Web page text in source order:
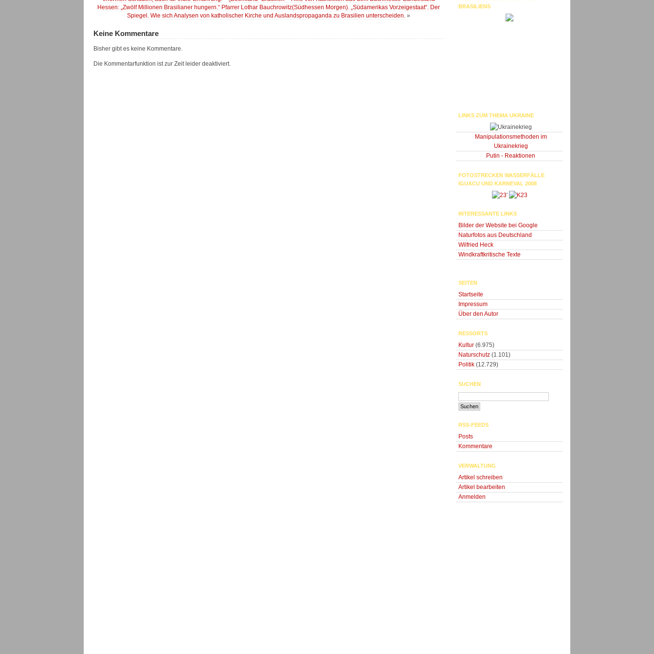
Hessen: „Zwölf Millionen Brasilianer hungern.“ Pfarrer Lothar Bauchrowitz(Südhessen Morgen). „Südamerikas Vorzeigestaat“. Der
Spiegel. Wie sich Analysen von katholischer Kirche und Auslandspropaganda zu Brasilien unterscheiden. »
Keine Kommentare
Bisher gibt es keine Kommentare.
Die Kommentarfunktion ist zur Zeit leider deaktiviert.
BRASILIENS
LINKS ZUM THEMA UKRAINE
Manipulationsmethoden im
Ukrainekrieg
Putin - Reaktionen
FOTOSTRECKEN WASSERFÄLLE
IGUACU UND KARNEVAL 2008
'
INTERESSANTE LINKS
Bilder der Website bei Google
Naturfotos aus Deutschland
Wilfried Heck
Windkraftkritische Texte
SEITEN
Startseite
Impressum
Über den Autor
RESSORTS
Kultur (6.975)
Naturschutz (1.101)
Politik (12.729)
SUCHEN
RSS-FEEDS
Posts
Kommentare
VERWALTUNG
Artikel schreiben
Artikel bearbeiten
Anmelden